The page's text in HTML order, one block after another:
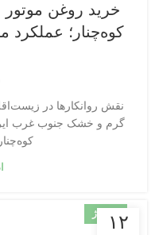
خرید روغن
کوه‌چنار؛ عملکرد
نقش روانکارها در
گرم و خشک جنوب غرب
۱۲رپورتاژ